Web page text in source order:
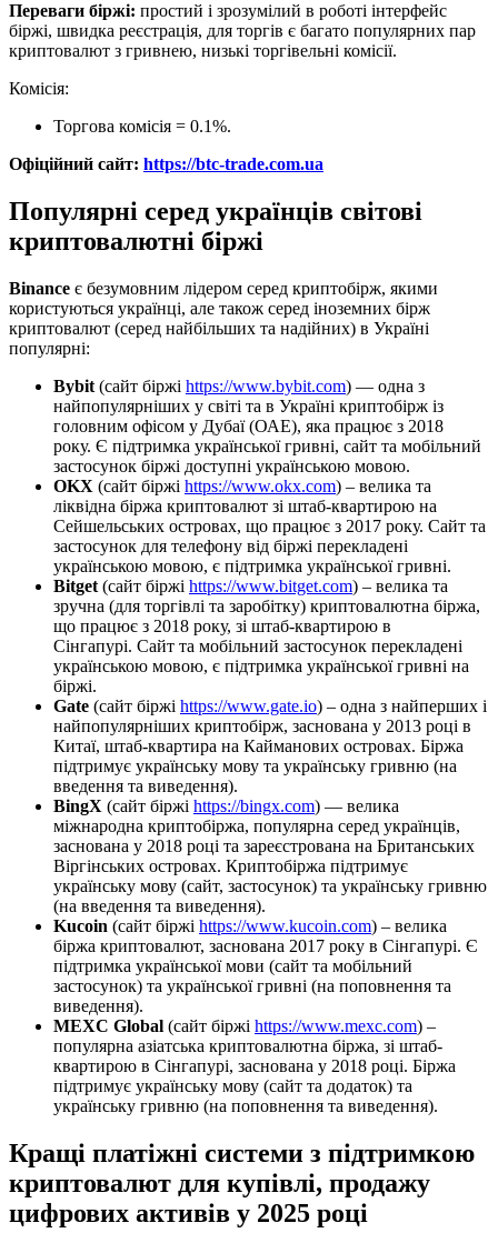
Переваги біржі: простий і зрозумілий в роботі інтерфейс
біржі, швидка реєстрація, для торгів є багато популярних пар
криптовалют з гривнею, низькі торгівельні комісії.
Комісія:
Торгова комісія = 0.1%.
Офіційний сайт: https://btc-trade.com.ua
Популярні серед українців світові
криптовалютні біржі
Binance є безумовним лідером серед криптобірж, якими
користуються українці, але також серед іноземних бірж
криптовалют (серед найбільших та надійних) в Україні
популярні:
Bybit (сайт біржі https://www.bybit.com) — одна з
найпопулярніших у світі та в Україні криптобірж із
головним офісом у Дубаї (ОАЕ), яка працює з 2018
року. Є підтримка української гривні, сайт та мобільний
застосунок біржі доступні українською мовою.
OKX (сайт біржі https://www.okx.com) – велика та
ліквідна біржа криптовалют зі штаб-квартирою на
Сейшельських островах, що працює з 2017 року. Сайт та
застосунок для телефону від біржі перекладені
українською мовою, є підтримка української гривні.
Bitget (сайт біржі https://www.bitget.com) – велика та
зручна (для торгівлі та заробітку) криптовалютна біржа,
що працює з 2018 року, зі штаб-квартирою в
Сінгапурі. Сайт та мобільний застосунок перекладені
українською мовою, є підтримка української гривні на
біржі.
Gate (сайт біржі https://www.gate.io) – одна з найперших і
найпопулярніших криптобірж, заснована у 2013 році в
Китаї, штаб-квартира на Кайманових островах. Біржа
підтримує українську мову та українську гривню (на
введення та виведення).
BingX (сайт біржі https://bingx.com) — велика
міжнародна криптобіржа, популярна серед українців,
заснована у 2018 році та зареєстрована на Британських
Віргінських островах. Криптобіржа підтримує
українську мову (сайт, застосунок) та українську гривню
(на введення та виведення).
Kucoin (сайт біржі https://www.kucoin.com) – велика
біржа криптовалют, заснована 2017 року в Сінгапурі. Є
підтримка української мови (сайт та мобільний
застосунок) та української гривні (на поповнення та
виведення).
MEXC Global (сайт біржі https://www.mexc.com) –
популярна азіатська криптовалютна біржа, зі штаб-
квартирою в Сінгапурі, заснована у 2018 році. Біржа
підтримує українську мову (сайт та додаток) та
українську гривню (на поповнення та виведення).
Кращі платіжні системи з підтримкою
криптовалют для купівлі, продажу
цифрових активів у 2025 році